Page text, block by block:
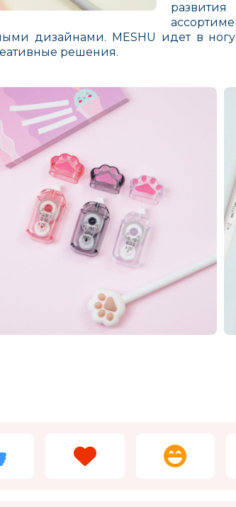
дизайнами. MESHU идет в
решения.